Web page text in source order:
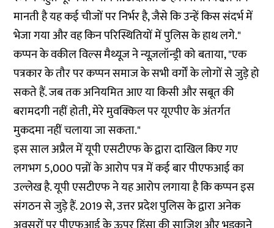
मानती है यह कई चीजों पर निर्भर है, जैसे कि उन्हें किस संदर्भ में
भेजा गया और वह किन परिस्थितियों में पुलिस के हाथ लगे."
कप्पन के वकील विल्स मैथ्यूज ने न्यूज़लॉन्ड्री को बताया, "एक
पत्रकार के तौर पर कप्पन समाज के सभी वर्गों के लोगों से जुड़े हो
सकते हैं. जब तक अनियमित आए या किसी और सबूत की
बरामदगी नहीं होती, मेरे मुवक्किल पर यूएपीए के अंतर्गत
मुकदमा नहीं चलाया जा सकता."
इस साल अप्रैल में यूपी एसटीएफ के द्वारा दाखिल किए गए
लगभग 5,000 पन्नों के आरोप पत्र में कई बार पीएफआई का
उल्लेख है. यूपी एसटीएफ ने यह आरोप लगाया है कि कप्पन इस
संगठन से जुड़े हैं. 2019 से, उत्तर प्रदेश पुलिस के द्वारा अनेक